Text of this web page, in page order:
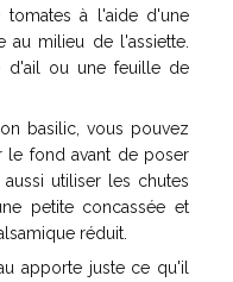
à l'aide d'une
au milieu de l'assiette.
d'ail ou une feuille de
basilic, vous pouvez
le fond avant de poser
utiliser les chutes
petite concassée et
réduit.
apporte juste ce qu'il